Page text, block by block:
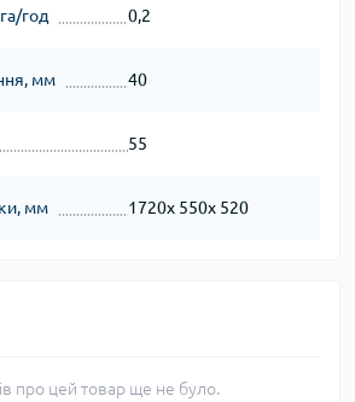
год 0,2
мм 40
55
мм 1720х 550х 520
про цей товар ще не було.